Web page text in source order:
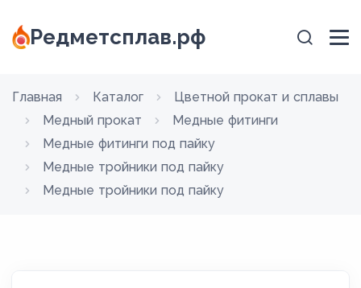
Редметсплав.рф
Главная Каталог
Цветной прокат и сплавы
Медный прокат
Медные фитинги
Медные фитинги под пайку
Медные тройники под пайку
Медные тройники под пайку